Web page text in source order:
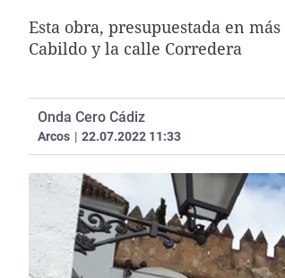
Esta obra, presupuestada en
Cabildo y la calle Corredera
Onda Cero Cádiz
Arcos | 22.07.2022 11:33